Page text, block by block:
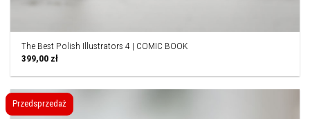
The Best Polish Illustrators 4 | COMIC BOOK
399,00 zł
Przedsprzedaż